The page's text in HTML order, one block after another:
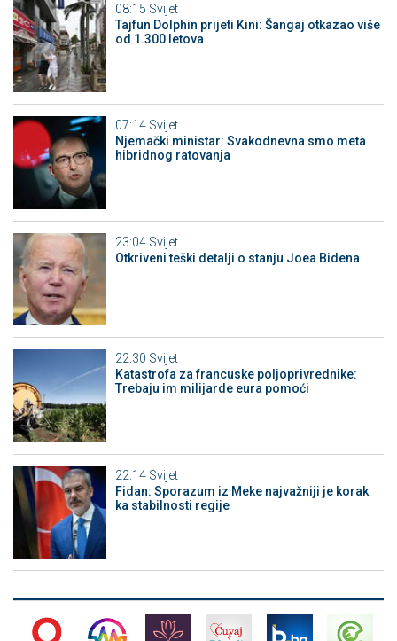
08:15 Svijet
Tajfun Dolphin prijeti Kini: Šangaj otkazao više
od 1.300 letova
07:14 Svijet
Njemački ministar: Svakodnevna smo meta
hibridnog ratovanja
23:04 Svijet
Otkriveni teški detalji o stanju Joea Bidena
22:30 Svijet
Katastrofa za francuske poljoprivrednike:
Trebaju im milijarde eura pomoći
22:14 Svijet
Fidan: Sporazum iz Meke najvažniji je korak
ka stabilnosti regije